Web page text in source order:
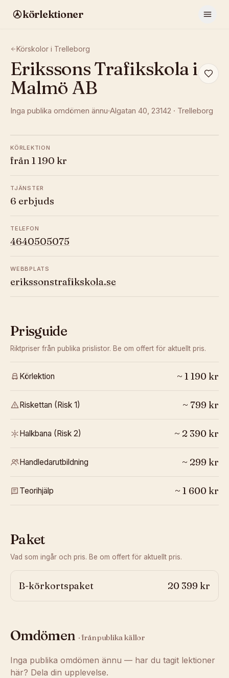
körlektioner
Körskolor i Trelleborg
Erikssons Trafikskola i
Malmö AB
Inga publika omdömen ännu Algatan 40, 23142 · Trelleborg
KÖRLEKTION
från 1 190 kr
TJÄNSTER
6 erbjuds
TELEFON
4640505075
WEBBPLATS
erikssonstrafikskola.se
Prisguide
Riktpriser från publika prislistor. Be om offert för aktuellt pris.
Körlektion ~ 1 190 kr
Riskettan (Risk 1) ~ 799 kr
Halkbana (Risk 2) ~ 2 390 kr
Handledarutbildning ~ 299 kr
Teorihjälp ~ 1 600 kr
Paket
Vad som ingår och pris. Be om offert för aktuellt pris.
B-körkortspaket 20 399 kr
Omdömen · från publika källor
Inga publika omdömen ännu — har du tagit lektioner
här? Dela din upplevelse.